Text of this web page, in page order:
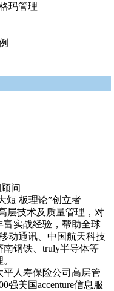
玛管理
问
短 板理论”创立者
层技术及质量管理，对
实战经验，帮助全球
动通讯、中国航天科技
钢铁、truly半导体等
人寿保险公司高层管
强美国accenture信息服